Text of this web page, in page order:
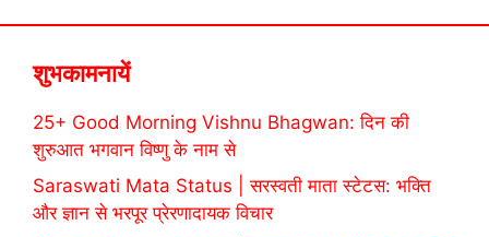
शुभकामनायें
25+ Good Morning Vishnu Bhagwan: दिन की
शुरुआत भगवान विष्णु के नाम से
Saraswati Mata Status | सरस्वती माता स्टेटस: भक्ति
और ज्ञान से भरपूर प्रेरणादायक विचार